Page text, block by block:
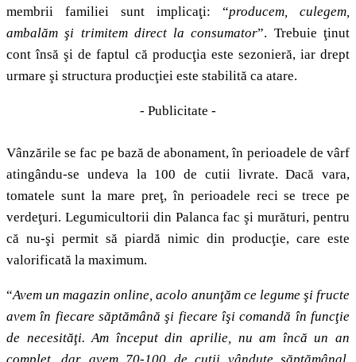
membrii familiei sunt implicaţi: “producem, culegem,
ambalăm şi trimitem direct la consumator”. Trebuie ţinut
cont însă şi de faptul că producţia este sezonieră, iar drept
urmare şi structura producţiei este stabilită ca atare.
- Publicitate -
Vânzările se fac pe bază de abonament, în perioadele de vârf
atingându-se undeva la 100 de cutii livrate. Dacă vara,
tomatele sunt la mare preţ, în perioadele reci se trece pe
verdeţuri. Legumicultorii din Palanca fac şi murături, pentru
că nu-şi permit să piardă nimic din producţie, care este
valorificată la maximum.
“Avem un magazin online, acolo anunţăm ce legume şi fructe
avem în fiecare săptămână şi fiecare îşi comandă în funcţie
de necesităţi. Am început din aprilie, nu am încă un an
complet, dar avem 70-100 de cutii vândute săptămânal.